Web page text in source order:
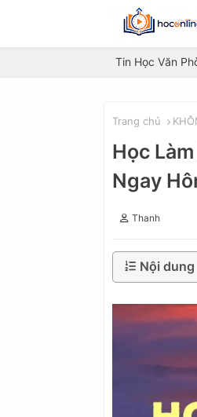
Tin Học Văn
Trang chủ
Học
Ngay
Thanh
Nội dung